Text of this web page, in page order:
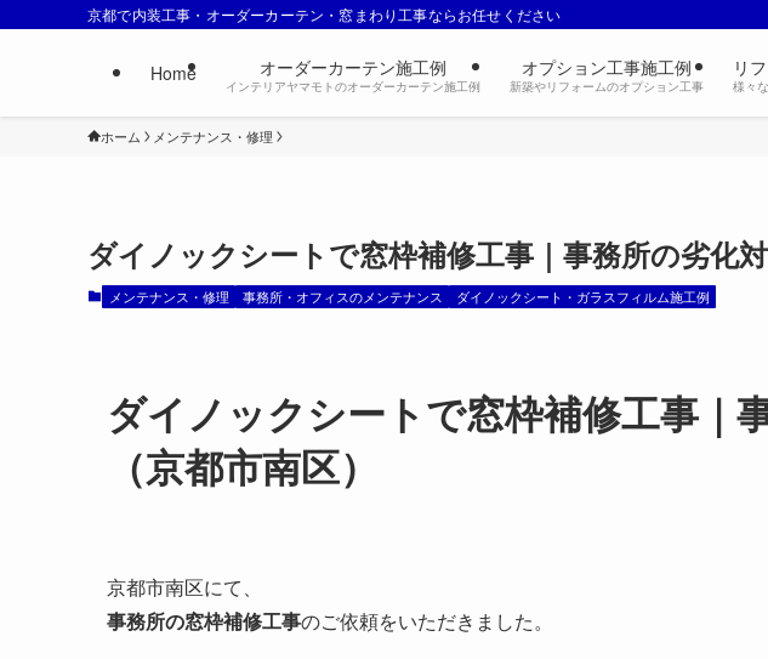
京都で内装工事・オーダーカーテン・窓まわり工事ならお任せください
Home オーダーカーテン施工例
インテリアヤマモトのオーダーカーテン施工例
オプション工事施工例
新築やリフォームのオプション工事
リ
様々
ホーム メンテナンス・修理
ダイノックシートで窓枠補修工事｜事務所の劣化対
メンテナンス・修理 事務所・オフィスのメンテナンス ダイノックシート・ガラスフィルム施工例
ダイノックシートで窓枠補修工事｜
（京都市南区）
京都市南区にて、
事務所の窓枠補修工事のご依頼をいただきました。